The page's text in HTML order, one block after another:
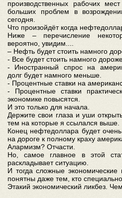
производственных рабочих
больших проблем в
сегодня.
Что произойдёт когда
Ниже – перечисление
вероятно, увидим....
– Нефть будет стоить намного
- Все будет стоить намного
- Иностранный спрос на
долг будет намного меньше.
- Процентные ставки на
- Процентные ставки
экономике повысятся.
И это только для начала.
Держите свои глаза и уши
тем на которые я ссылался выше.
Конец нефтедоллара будет
на дороге к полному краху
Алармизм? Отчасти.
Но, самое главное в этой
раскладывает ситуацию.
И тогда сложные экономические
понятны даже тем, кто
Этакий экономический ликбез.